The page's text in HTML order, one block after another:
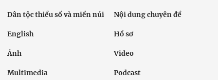
Dân tộc thiểu số và miền núi Nội dung chuyên đề
English Hồ sơ
Ảnh Video
Multimedia Podcast